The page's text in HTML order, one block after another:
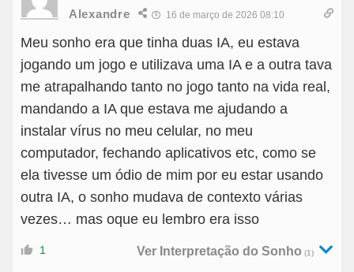
Alexandre 16 de março de 2026 08:10
Meu sonho era que tinha duas IA, eu estava
jogando um jogo e utilizava uma IA e a outra tava
me atrapalhando tanto no jogo tanto na vida real,
mandando a IA que estava me ajudando a
instalar vírus no meu celular, no meu
computador, fechando aplicativos etc, como se
ela tivesse um ódio de mim por eu estar usando
outra IA, o sonho mudava de contexto várias
vezes… mas oque eu lembro era isso
1 Ver Interpretação do Sonho (1)